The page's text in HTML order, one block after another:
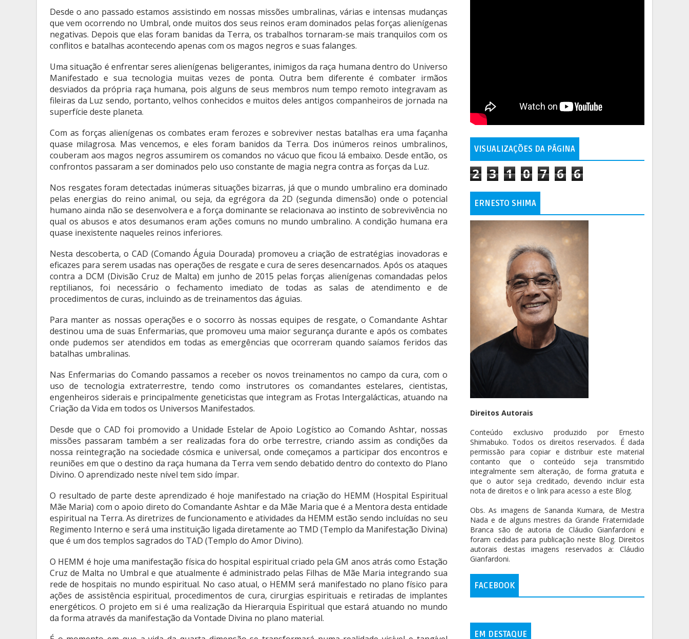
Desde o ano passado estamos assistindo em nossas missões umbralinas, várias e intensas mudanças
que vem ocorrendo no Umbral, onde muitos dos seus reinos eram dominados pelas forças alienígenas
negativas. Depois que elas foram banidas da Terra, os trabalhos tornaram-se mais tranquilos com os
conflitos e batalhas acontecendo apenas com os magos negros e suas falanges.
Uma situação é enfrentar seres alienígenas beligerantes, inimigos da raça humana dentro do Universo
Manifestado e sua tecnologia muitas vezes de ponta. Outra bem diferente é combater irmãos
desviados da própria raça humana, pois alguns de seus membros num tempo remoto integravam as
fileiras da Luz sendo, portanto, velhos conhecidos e muitos deles antigos companheiros de jornada na
superfície deste planeta.
Com as forças alienígenas os combates eram ferozes e sobreviver nestas batalhas era uma façanha
quase milagrosa. Mas vencemos, e eles foram banidos da Terra. Dos inúmeros reinos umbralinos,
couberam aos magos negros assumirem os comandos no vácuo que ficou lá embaixo. Desde então, os
confrontos passaram a ser dominados pelo uso constante de magia negra contra as forças da Luz.
Nos resgates foram detectadas inúmeras situações bizarras, já que o mundo umbralino era dominado
pelas energias do reino animal, ou seja, da egrégora da 2D (segunda dimensão) onde o potencial
humano ainda não se desenvolvera e a força dominante se relacionava ao instinto de sobrevivência no
qual os abusos e atos desumanos eram ações comuns no mundo umbralino. A condição humana era
quase inexistente naqueles reinos inferiores.
Nesta descoberta, o CAD (Comando Águia Dourada) promoveu a criação de estratégias inovadoras e
eficazes para serem usadas nas operações de resgate e cura de seres desencarnados. Após os ataques
contra a DCM (Divisão Cruz de Malta) em junho de 2015 pelas forças alienígenas comandadas pelos
reptilianos, foi necessário o fechamento imediato de todas as salas de atendimento e de
procedimentos de curas, incluindo as de treinamentos das águias.
Para manter as nossas operações e o socorro às nossas equipes de resgate, o Comandante Ashtar
destinou uma de suas Enfermarias, que promoveu uma maior segurança durante e após os combates
onde pudemos ser atendidos em todas as emergências que ocorreram quando saíamos feridos das
batalhas umbralinas.
Nas Enfermarias do Comando passamos a receber os novos treinamentos no campo da cura, com o
uso de tecnologia extraterrestre, tendo como instrutores os comandantes estelares, cientistas,
engenheiros siderais e principalmente geneticistas que integram as Frotas Intergalácticas, atuando na
Criação da Vida em todos os Universos Manifestados.
Desde que o CAD foi promovido a Unidade Estelar de Apoio Logístico ao Comando Ashtar, nossas
missões passaram também a ser realizadas fora do orbe terrestre, criando assim as condições da
nossa reintegração na sociedade cósmica e universal, onde começamos a participar dos encontros e
reuniões em que o destino da raça humana da Terra vem sendo debatido dentro do contexto do Plano
Divino. O aprendizado neste nível tem sido ímpar.
O resultado de parte deste aprendizado é hoje manifestado na criação do HEMM (Hospital Espiritual
Mãe Maria) com o apoio direto do Comandante Ashtar e da Mãe Maria que é a Mentora desta entidade
espiritual na Terra. As diretrizes de funcionamento e atividades da HEMM estão sendo incluídas no seu
Regimento Interno e será uma instituição ligada diretamente ao TMD (Templo da Manifestação Divina)
que é um dos templos sagrados do TAD (Templo do Amor Divino).
O HEMM é hoje uma manifestação física do hospital espiritual criado pela GM anos atrás como Estação
Cruz de Malta no Umbral e que atualmente é administrado pelas Filhas de Mãe Maria integrando sua
rede de hospitais no mundo espiritual. No caso atual, o HEMM será manifestado no plano físico para
ações de assistência espiritual, procedimentos de cura, cirurgias espirituais e retiradas de implantes
energéticos. O projeto em si é uma realização da Hierarquia Espiritual que estará atuando no mundo
da forma através da manifestação da Vontade Divina no plano material.
VISUALIZAÇÕES DA PÁGINA
2 3 1 0 7 6 6
ERNESTO SHIMA
Direitos Autorais
Conteúdo exclusivo produzido por Ernesto
Shimabuko. Todos os direitos reservados. É dada
permissão para copiar e distribuir este material
contanto que o conteúdo seja transmitido
integralmente sem alteração, de forma gratuita e
que o autor seja creditado, devendo incluir esta
nota de direitos e o link para acesso a este Blog.
Obs. As imagens de Sananda Kumara, de Mestra
Nada e de alguns mestres da Grande Fraternidade
Branca são de autoria de Cláudio Gianfardoni e
foram cedidas para publicação neste Blog. Direitos
autorais destas imagens reservados a: Cláudio
Gianfardoni.
FACEBOOK
EM DESTAQUE